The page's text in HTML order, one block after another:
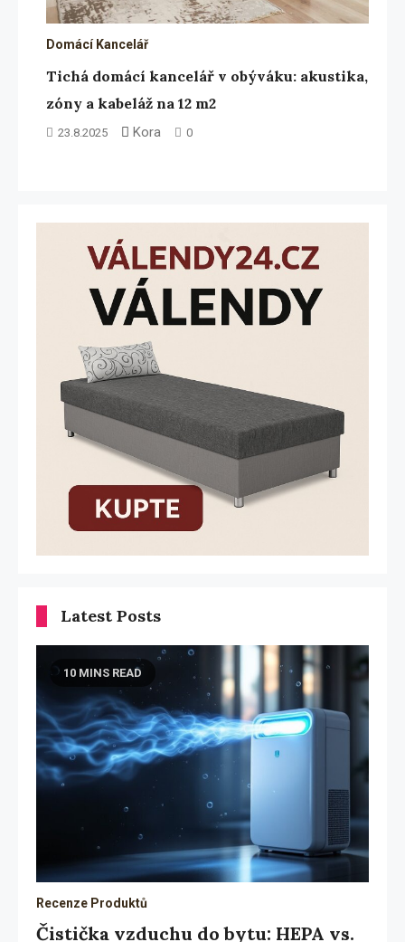
Domácí Kancelář
Tichá domácí kancelář v obýváku: akustika,
zóny a kabeláž na 12 m2
23.8.2025 Kora 0
Latest Posts
10 MINS READ
Recenze Produktů
Čistička vzduchu do bytu: HEPA vs.